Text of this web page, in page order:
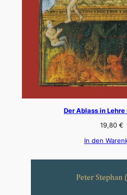
Der Ablass in Lehre
19,80 €
In den